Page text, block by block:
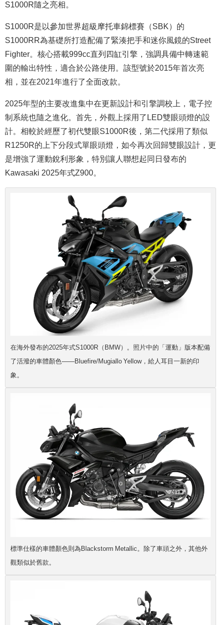
S1000R隨之亮相。
S1000R是以參加世界超級摩托車錦標賽（SBK）的
S1000RR為基礎所打造配備了緊湊把手和迷你風鏡的Street
Fighter。核心搭載999cc直列四缸引擎，強調具備中轉速範
圍的輸出特性，適合於公路使用。該型號於2015年首次亮
相，並在2021年進行了全面改款。
2025年型的主要改進集中在更新設計和引擎調校上，電子控
制系統也隨之進化。 首先，外觀上採用了LED雙眼頭燈的設
計。相較於經歷了初代雙眼S1000R後，第二代採用了類似
R1250R的上下分段式單眼頭燈，如今再次回歸雙眼設計，更
是增強了運動銳利形象，特別讓人聯想起同日發布的
Kawasaki 2025年式Z900。
在海外發布的2025年式S1000R（BMW）。照片中的「運動」版本配備
了活潑的車體顏色——Bluefire/Mugiallo Yellow，給人耳目一新的印
象。
標準仕樣的車體顏色則為Blackstorm Metallic。除了車頭之外，其他外
觀類似於舊款。